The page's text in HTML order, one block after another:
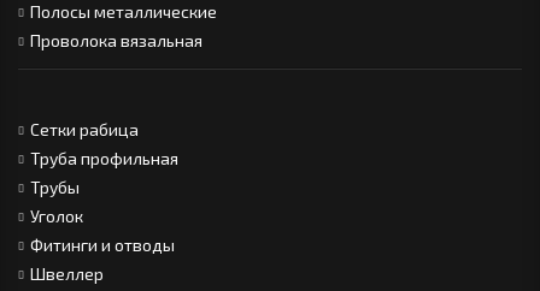
Полосы металлические
Проволока вязальная
Сетки рабица
Труба профильная
Трубы
Уголок
Фитинги и отводы
Швеллер